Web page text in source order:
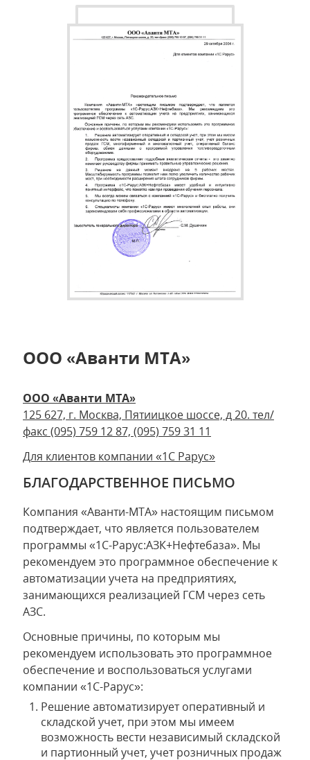
ООО «Аванти МТА»
ООО «Аванти МТА»
125 627, г. Москва, Пятиицкое шоссе, д 20. тел/
факс (095) 759 12 87, (095) 759 31 11
Для клиентов компании «1С Рарус»
БЛАГОДАРСТВЕННОЕ ПИСЬМО
Компания «Аванти-МТА» настоящим письмом
подтверждает, что является пользователем
программы «1С-Рарус:АЗК+Нефтебаза». Мы
рекомендуем это программное обеспечение к
автоматизации учета на предприятиях,
занимающихся реализацией ГСМ через сеть
АЗС.
Основные причины, по которым мы
рекомендуем использовать это программное
обеспечение и воспользоваться услугами
компании «1С-Рарус»:
Решение автоматизирует оперативный и
складской учет, при этом мы имеем
возможность вести независимый складской
и партионный учет, учет розничных продаж